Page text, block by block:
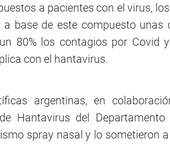
a pacientes con el virus,
a base de este compuesto
80% los contagios por Covid
con el hantavirus.
argentinas, en
Hantavirus del
spray nasal y lo sometieron